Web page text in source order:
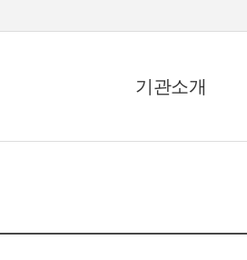
기관소개